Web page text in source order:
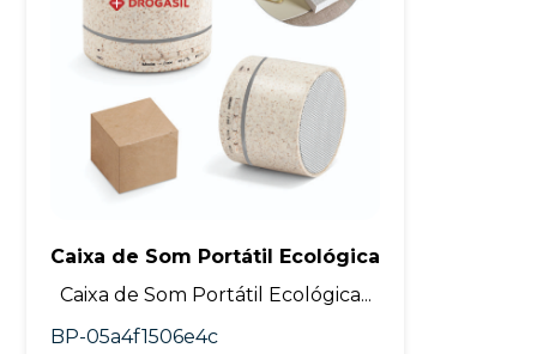
Caixa de Som Portátil Ecológica
Caixa de Som Portátil Ecológica...
BP-05a4f1506e4c